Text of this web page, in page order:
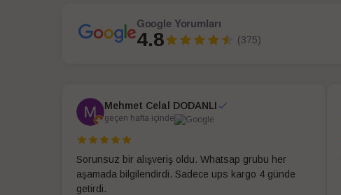
Google Yorumları
4.8 (375)
Mehmet Celal DODANLI
geçen hafta içinde
Sorunsuz bir alışveriş oldu. Whatsap grubu her
aşamada bilgilendirdi. Sadece ups kargo 4 günde
getirdi.